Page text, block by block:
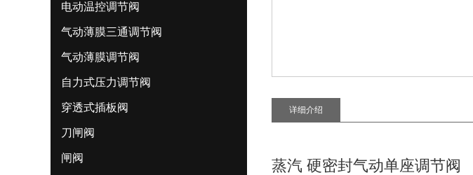
电动温控调节阀
气动薄膜三通调节阀
气动薄膜调节阀
自力式压力调节阀
穿透式插板阀
刀闸阀
闸阀
详细介绍
蒸汽 硬密封气动单座调节阀